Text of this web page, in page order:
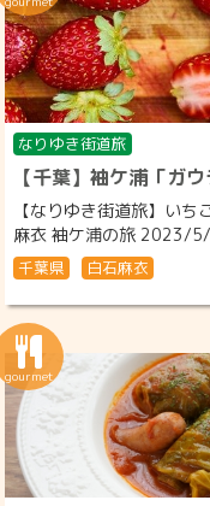
なりゆき街道旅
【千葉】袖ケ浦「ガ
【なりゆき街道旅】い
麻衣 袖ケ浦の旅 2023/
千葉県 白石麻衣